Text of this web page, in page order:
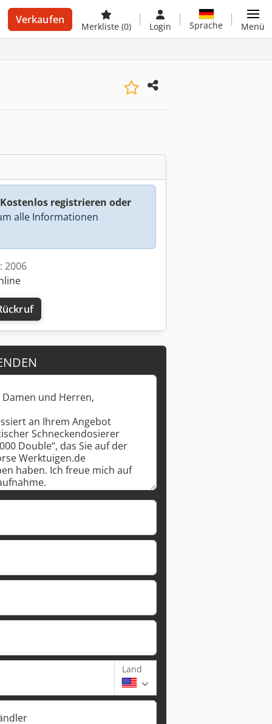
Verkaufen
Merkliste (0) Login Sprache Menü
Kostenlos registrieren oder
alle Informationen
2006
Land